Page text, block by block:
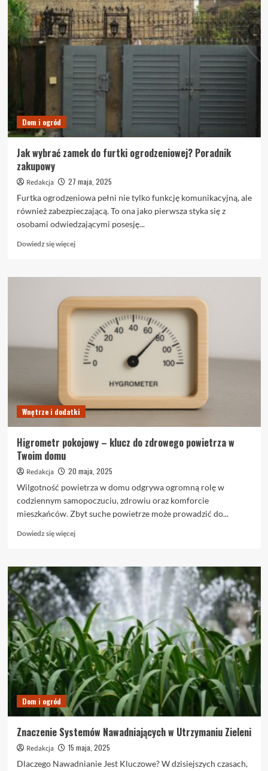
domu
jednorodzinnego
a
wielorodzinnego
–
porównanie
podejść
Dom i ogród
Jak wybrać zamek do furtki ogrodzeniowej? Poradnik
zakupowy
Redakcja
27 maja, 2025
Furtka ogrodzeniowa pełni nie tylko funkcję komunikacyjną, ale
również zabezpieczającą. To ona jako pierwsza styka się z
osobami odwiedzającymi posesję...
Dowiedz się więcejDowiedz
o
wybrać
zamek
furtki
ogrodzeniowej?
Poradnik
zakupowy
Wnętrze i dodatki
Higrometr pokojowy – klucz do zdrowego powietrza w
Twoim domu
Redakcja
20 maja, 2025
Wilgotność powietrza w domu odgrywa ogromną rolę w
codziennym samopoczuciu, zdrowiu oraz komforcie
mieszkańców. Zbyt suche powietrze może prowadzić do...
Dowiedz się więcejDowiedz
o
Higrometr
pokojowy
–
klucz
do
zdrowego
powietrza
w
Twoim
domu
Dom i ogród
Znaczenie Systemów Nawadniających w Utrzymaniu Zieleni
Redakcja
15 maja, 2025
Dlaczego Nawadnianie Jest Kluczowe? W dzisiejszych czasach,